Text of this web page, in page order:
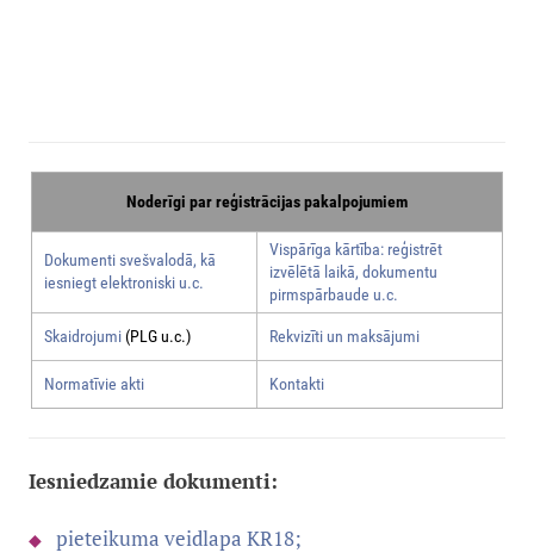
Noderīgi par reģistrācijas pakalpojumiem
Dokumenti svešvalodā, kā
iesniegt elektroniski u.c.
Vispārīga kārtība: reģistrēt
izvēlētā laikā, dokumentu
pirmspārbaude u.c.
Skaidrojumi(PLG u.c.) Rekvizīti un maksājumi
Normatīvie akti Kontakti
Iesniedzamie dokumenti:
pieteikuma veidlapa KR18;